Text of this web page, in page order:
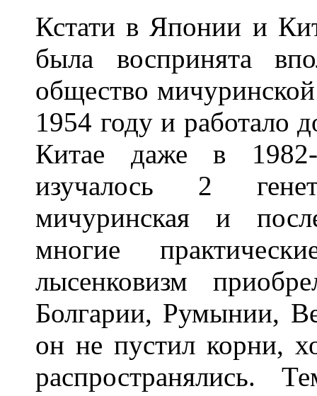
Кстати в Японии и
была воспринята
общество
1954 году и работало
Китае даже в 1982-
изучалось 2
мичуринская и
многие
лысенковизм
Болгарии, Румынии,
он не пустил корни,
распространялись.